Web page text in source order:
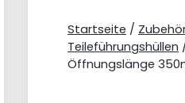
Startseite /
Teileführungshüllen
Öffnungslänge